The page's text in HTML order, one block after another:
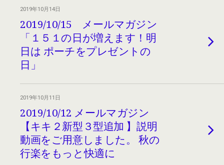
2019年10月14日
2019/10/15 メールマガジン
「１５１の日が増えます！明
日は ポーチをプレゼントの
日」
2019年10月11日
2019/10/12 メールマガジン
【キキ２新型３型追加 】説明
動画をご用意しました。 秋の
行楽をもっと快適に